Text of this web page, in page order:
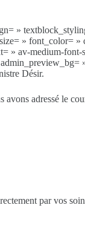
»
» font_color=
» av-medium-
Désir.
avons adressé le
par vos